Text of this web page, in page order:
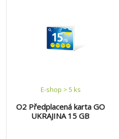
O2 Předplacená karta GO
UKRAJINA 15 GB
E-shop > 5 ks